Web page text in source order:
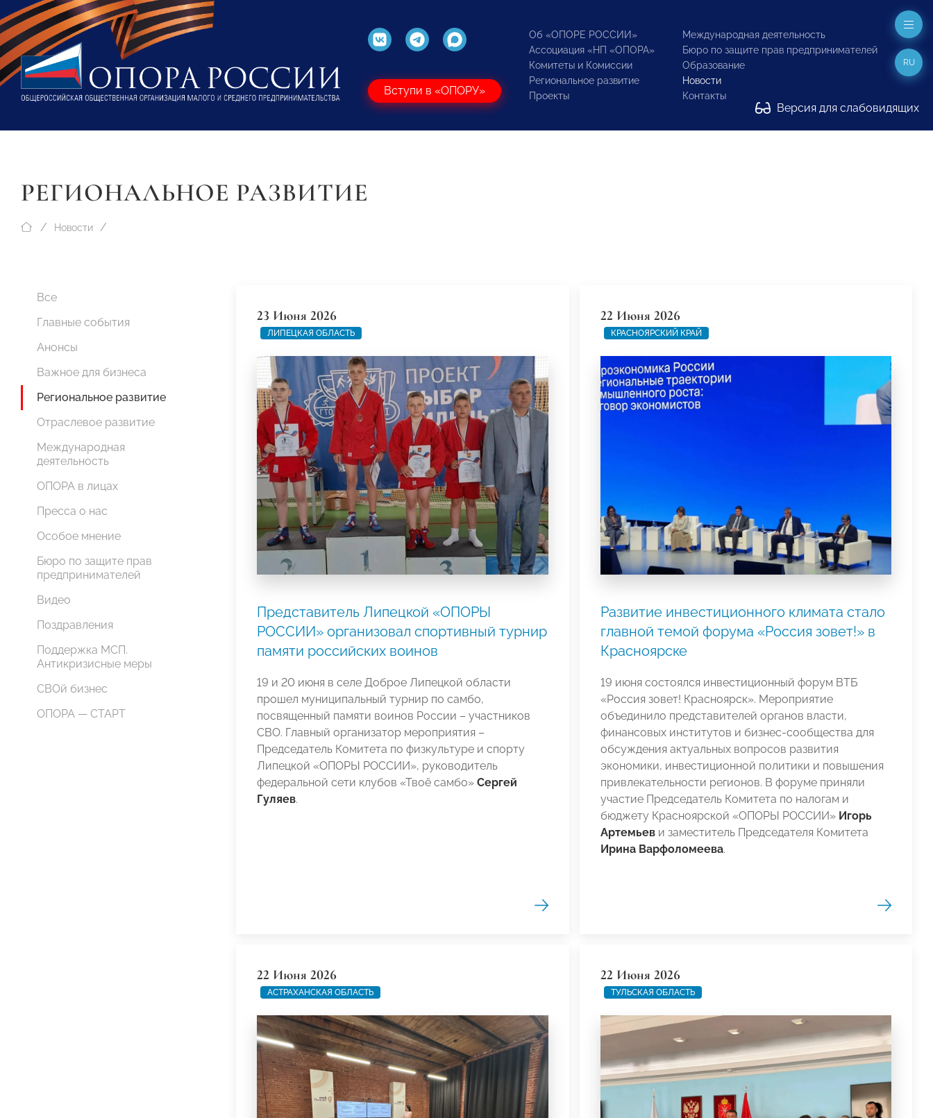
Вступи в «ОПОРУ»
Об «ОПОРЕ РОССИИ»
Ассоциация «НП «ОПОРА»
Комитеты и Комиссии
Региональное развитие
Проекты
Международная деятельность
Бюро по защите прав предпринимателей
Образование
Новости
Контакты
Версия для слабовидящих
RU
РЕГИОНАЛЬНОЕ РАЗВИТИЕ
Новости
Все
Главные события
Анонсы
Важное для бизнеса
Региональное развитие
Отраслевое развитие
Международная
деятельность
ОПОРА в лицах
Пресса о нас
Особое мнение
Бюро по защите прав
предпринимателей
Видео
Поздравления
Поддержка МСП.
Антикризисные меры
СВОй бизнес
ОПОРА — СТАРТ
23 Июня 2026
ЛИПЕЦКАЯ ОБЛАСТЬ
Представитель Липецкой «ОПОРЫ
РОССИИ» организовал спортивный турнир
памяти российских воинов
19 и 20 июня в селе Доброе Липецкой области
прошел муниципальный турнир по самбо,
посвященный памяти воинов России – участников
СВО. Главный организатор мероприятия –
Председатель Комитета по физкультуре и спорту
Липецкой «ОПОРЫ РОССИИ», руководитель
федеральной сети клубов «Твоё самбо» Сергей
Гуляев.
22 Июня 2026
КРАСНОЯРСКИЙ КРАЙ
Развитие инвестиционного климата стало
главной темой форума «Россия зовет!» в
Красноярске
19 июня состоялся инвестиционный форум ВТБ
«Россия зовет! Красноярск». Мероприятие
объединило представителей органов власти,
финансовых институтов и бизнес-сообщества для
обсуждения актуальных вопросов развития
экономики, инвестиционной политики и повышения
привлекательности регионов. В форуме приняли
участие Председатель Комитета по налогам и
бюджету Красноярской «ОПОРЫ РОССИИ» Игорь
Артемьеви заместитель Председателя Комитета
Ирина Варфоломеева.
22 Июня 2026
АСТРАХАНСКАЯ ОБЛАСТЬ
22 Июня 2026
ТУЛЬСКАЯ ОБЛАСТЬ